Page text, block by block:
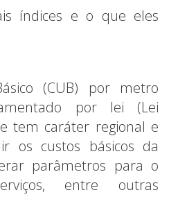
índices e o que eles
(CUB) por metro
por lei (Lei
tem caráter regional e
os custos básicos da
parâmetros para o
entre outras